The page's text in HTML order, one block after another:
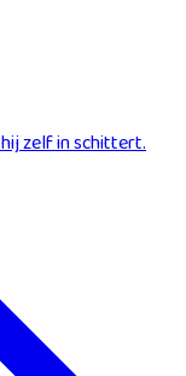
zelf in schittert.